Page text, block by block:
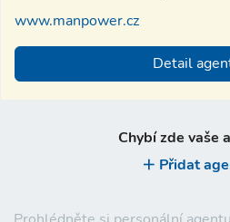
www.manpower.cz
Detail
Chybí zde vaše
Přidat